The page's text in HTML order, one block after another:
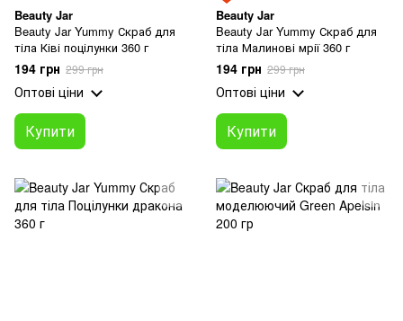
Beauty Jar
Beauty Jar Yummy Скраб для
тіла Ківі поцілунки 360 г
194 грн 299 грн
Оптові ціни
Купити
Beauty Jar
Beauty Jar Yummy Скраб для
тіла Малинові мрії 360 г
194 грн 299 грн
Оптові ціни
Купити